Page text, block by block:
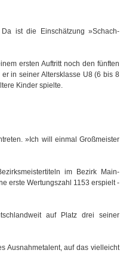
ist die Einschätzung »Schach-
ersten Auftritt noch den fünften
in seiner Altersklasse U8 (6 bis 8
Kinder spielte.
»Ich will einmal Großmeister
im Bezirk Main-
erste Wertungszahl 1153 erspielt -
auf Platz drei seiner
Ausnahmetalent, auf das vielleicht